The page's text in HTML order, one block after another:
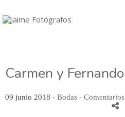
Carmen y Fernando
09 junio 2018 - Bodas - Comentarios